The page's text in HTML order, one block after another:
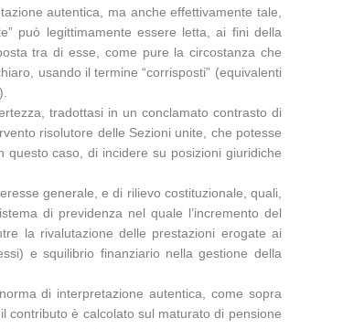
autentica, ma anche effettivamente tale,
può legittimamente essere letta, ai fini della
tra di esse, come pure la circostanza che
usando il termine “corrisposti” (equivalenti
tradottasi in un conclamato contrasto di
risolutore delle Sezioni unite, che potesse
caso, di incidere su posizioni giuridiche
generale, e di rilievo costituzionale, quali,
di previdenza nel quale l’incremento del
la rivalutazione delle prestazioni erogate ai
e squilibrio finanziario nella gestione della
di interpretazione autentica, come sopra
contributo è calcolato sul maturato di pensione